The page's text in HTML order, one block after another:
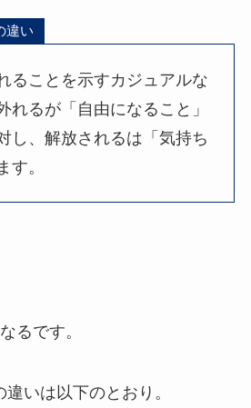
違い
ることを示すカジュアルな
れるが「自由になること」
し、解放されるは「気持ち
す。
るです。
いは以下のとおり。